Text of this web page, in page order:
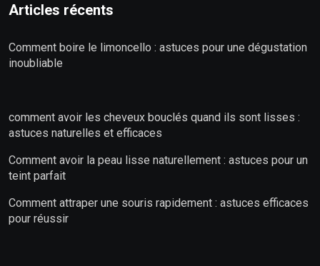
Articles récents
Comment boire le limoncello : astuces pour une dégustation
inoubliable
comment avoir les cheveux bouclés quand ils sont lisses :
astuces naturelles et efficaces
Comment avoir la peau lisse naturellement : astuces pour un
teint parfait
Comment attraper une souris rapidement : astuces efficaces
pour réussir